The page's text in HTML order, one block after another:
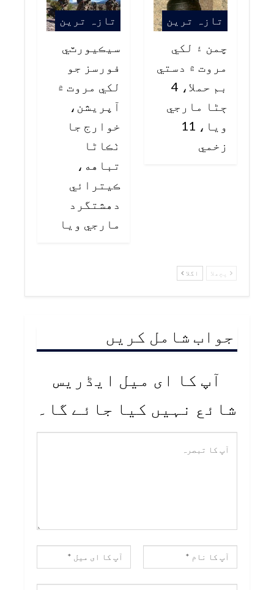
تازہ ترین
چمن ۽ لکي
مروت ۾ دستي
بم حملا، 4
ڄڻا مارجي
ويا، 11
زخمي
تازہ ترین
سيڪيورٽي
فورسز جو
لکي مروت ۾
آپريشن،
خوارج جا
ٺڪاڻا
تباهه،
ڪيترائي
دهشتگرد
مارجي ويا
پچھلا اگلا
جواب شامل کریں
آپ کا ای میل ایڈریس
شائع نہیں کیا جائے گا۔